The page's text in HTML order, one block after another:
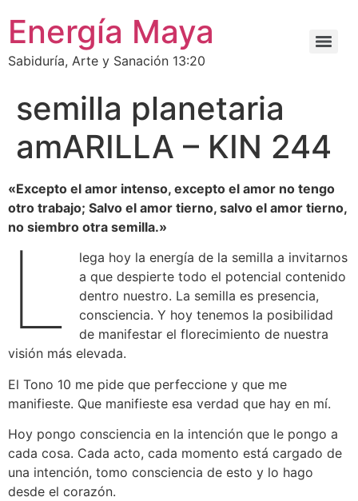
Energía Maya
Sabiduría, Arte y Sanación 13:20
semilla planetaria
amARILLA – KIN 244
«Excepto el amor intenso, excepto el amor no tengo
otro trabajo; Salvo el amor tierno, salvo el amor tierno,
no siembro otra semilla.»
L
lega hoy la energía de la semilla a invitarnos
a que despierte todo el potencial contenido
dentro nuestro. La semilla es presencia,
consciencia. Y hoy tenemos la posibilidad
de manifestar el florecimiento de nuestra
visión más elevada.
El Tono 10 me pide que perfeccione y que me
manifieste. Que manifieste esa verdad que hay en mí.
Hoy pongo consciencia en la intención que le pongo a
cada cosa. Cada acto, cada momento está cargado de
una intención, tomo consciencia de esto y lo hago
desde el corazón.